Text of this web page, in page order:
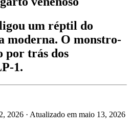
um réptil do
moderna. O monstro-
por trás dos
1.
2026 · Atualizado em maio 13, 2026